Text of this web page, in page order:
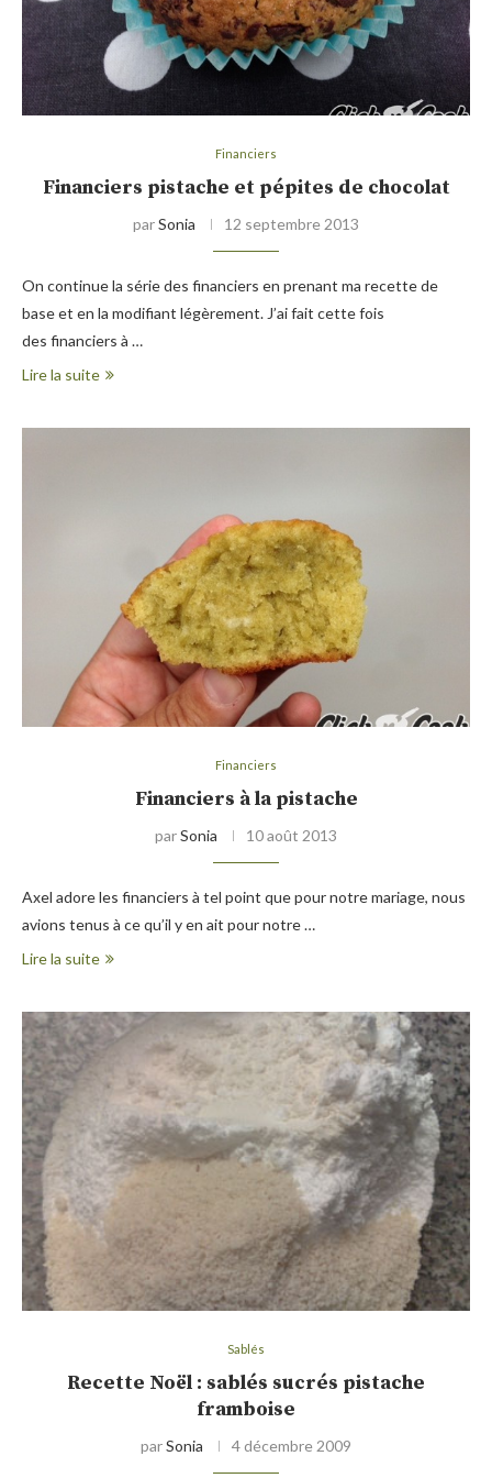
Financiers
Financiers pistache et pépites de chocolat
parSonia 12 septembre 2013
On continue la série des financiers en prenant ma recette de
base et en la modifiant légèrement. J’ai fait cette fois
des financiers à …
Lire la suite
Financiers
Financiers à la pistache
parSonia 10 août 2013
Axel adore les financiers à tel point que pour notre mariage, nous
avions tenus à ce qu’il y en ait pour notre …
Lire la suite
Sablés
Recette Noël : sablés sucrés pistache
framboise
parSonia 4 décembre 2009